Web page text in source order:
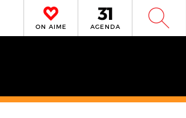
ON AIME AGENDA W